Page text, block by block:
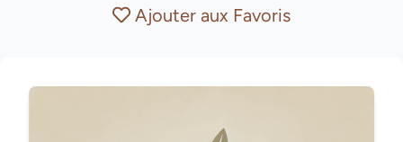
Ajouter aux Favoris